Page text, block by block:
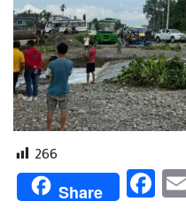
266
Share